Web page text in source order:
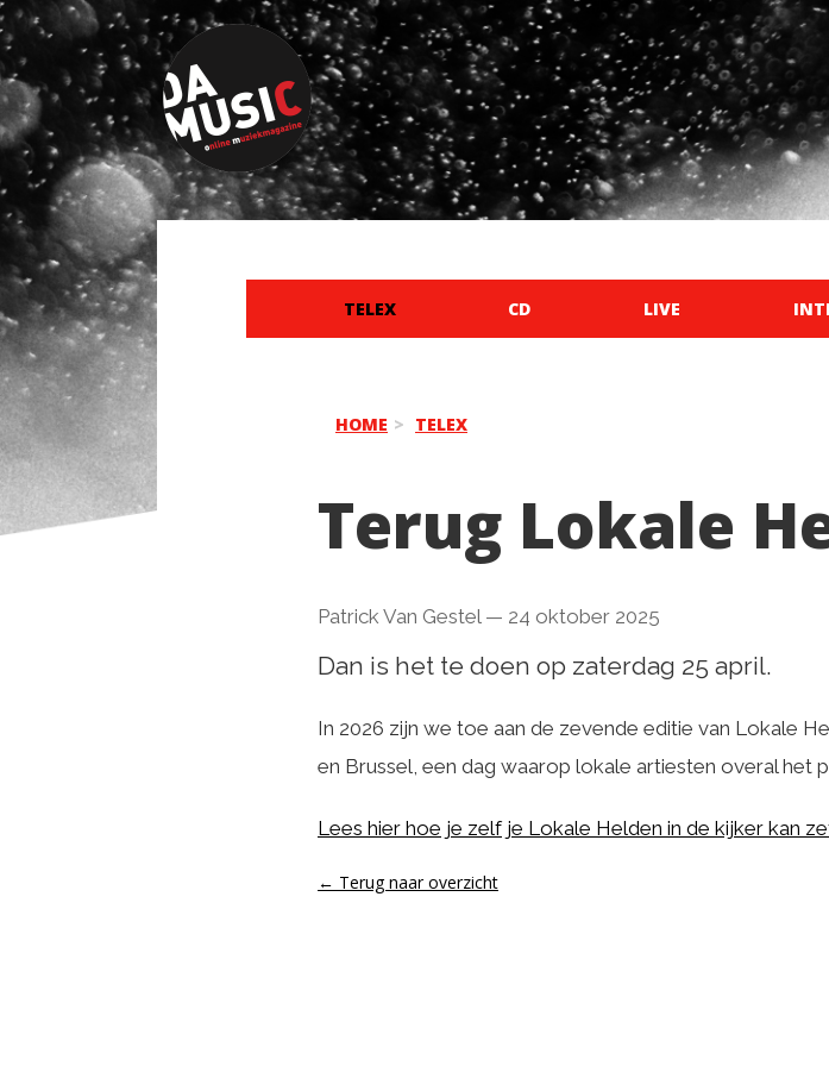
TELEX CD LIVE
HOME TELEX
Terug Lokale
Patrick Van Gestel— 24 oktober 2025
Dan is het te doen op zaterdag 25 april.
In 2026 zijn we toe aan de zevende editie van Lokale
en Brussel, een dag waarop lokale artiesten overal het
Lees hier hoe je zelf je Lokale Helden in de kijker kan
← Terug naar overzicht